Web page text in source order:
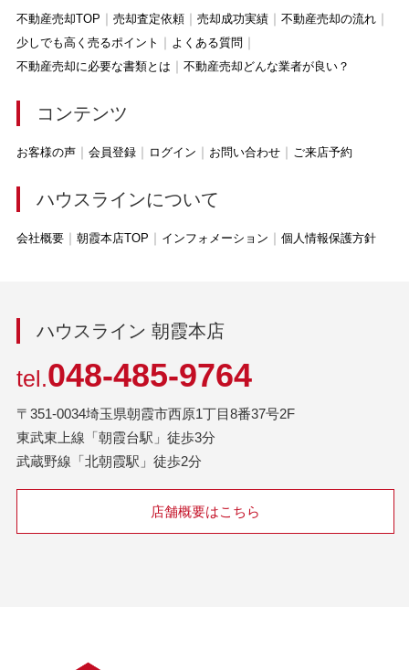
不動産売却TOP 売却査定依頼 売却成功実績
不動産売却の流れ
少しでも高く売るポイント
よくある質問
不動産売却に必要な書類とは
不動産売却どんな業者が良い？
コンテンツ
お客様の声 会員登録 ログイン お問い合わせ ご来店予約
ハウスラインについて
会社概要 朝霞本店TOP インフォメーション 個人情報保護方針
ハウスライン 朝霞本店
tel.048-485-9764
〒351-0034埼玉県朝霞市西原1丁目8番37号2F
東武東上線「朝霞台駅」徒歩3分
武蔵野線「北朝霞駅」徒歩2分
店舗概要はこちら